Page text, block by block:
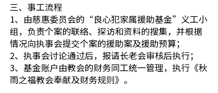
三、事工流程
1、由慈惠委员会的“良心犯家属援助基金”义工小
组，负责个案的联络、探访和资料的搜集，并根据
情况向执事会提交个案的援助案及援助预算；
2、执事会讨论通过后，报请长老会审核后执行；
3、基金账户由教会的财务同工统一管理，执行《秋
雨之福教会奉献及财务规则》。